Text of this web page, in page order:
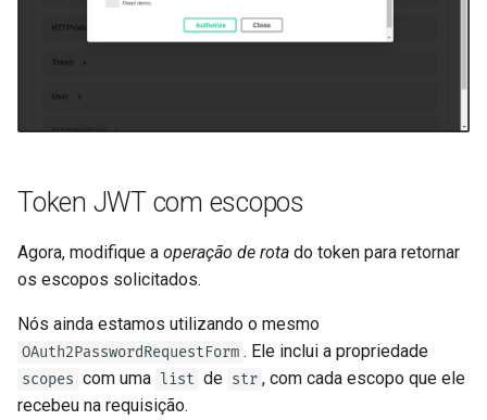
Token JWT com escopos
Agora, modifique a operação de rota do token para retornar
os escopos solicitados.
Nós ainda estamos utilizando o mesmo
OAuth2PasswordRequestForm . Ele inclui a propriedade
scopes com uma list de str , com cada escopo que ele
recebeu na requisição.